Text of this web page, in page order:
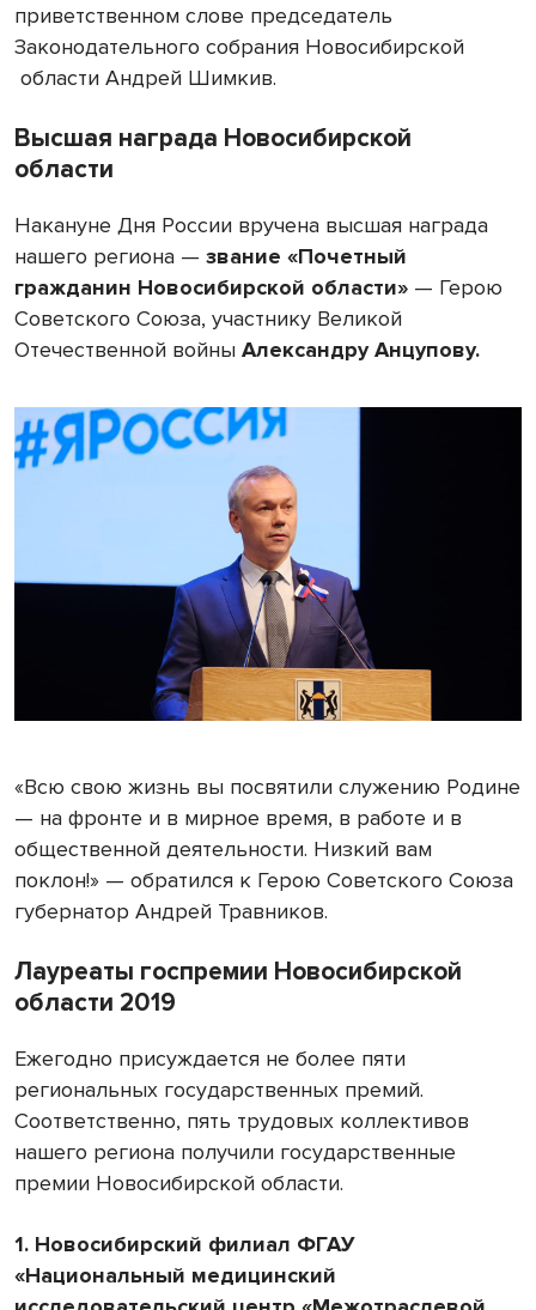
приветственном слове председатель
Законодательного собрания Новосибирской
области Андрей Шимкив.
Высшая награда Новосибирской
области
Накануне Дня России вручена высшая награда
нашего региона — звание «Почетный
гражданин Новосибирской области» — Герою
Советского Союза, участнику Великой
Отечественной войны Александру Анцупову.
«Всю свою жизнь вы посвятили служению Родине
— на фронте и в мирное время, в работе и в
общественной деятельности. Низкий вам
поклон!» — обратился к Герою Советского Союза
губернатор Андрей Травников.
Лауреаты госпремии Новосибирской
области 2019
Ежегодно присуждается не более пяти
региональных государственных премий.
Соответственно, пять трудовых коллективов
нашего региона получили государственные
премии Новосибирской области.
1. Новосибирский филиал ФГАУ
«Национальный медицинский